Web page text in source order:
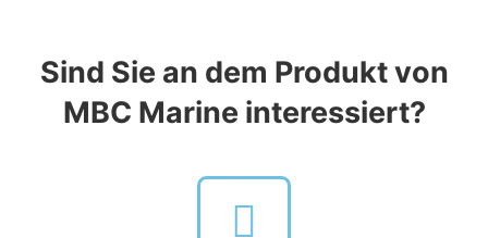
Sind Sie an dem Produkt von
MBC Marine interessiert?